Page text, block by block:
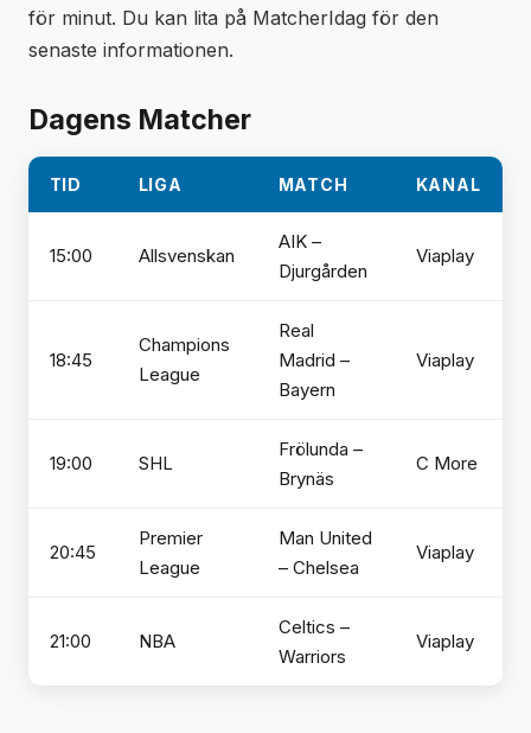
för minut. Du kan lita på MatcherIdag för den
senaste informationen.
Dagens Matcher
TID LIGA MATCH KANAL
15:00 Allsvenskan
AIK –
Djurgården
Viaplay
18:45
Champions
League
Real
Madrid –
Bayern
Viaplay
19:00 SHL
Frölunda –
Brynäs
C More
20:45
Premier
League
Man United
– Chelsea
Viaplay
21:00 NBA
Celtics –
Warriors
Viaplay